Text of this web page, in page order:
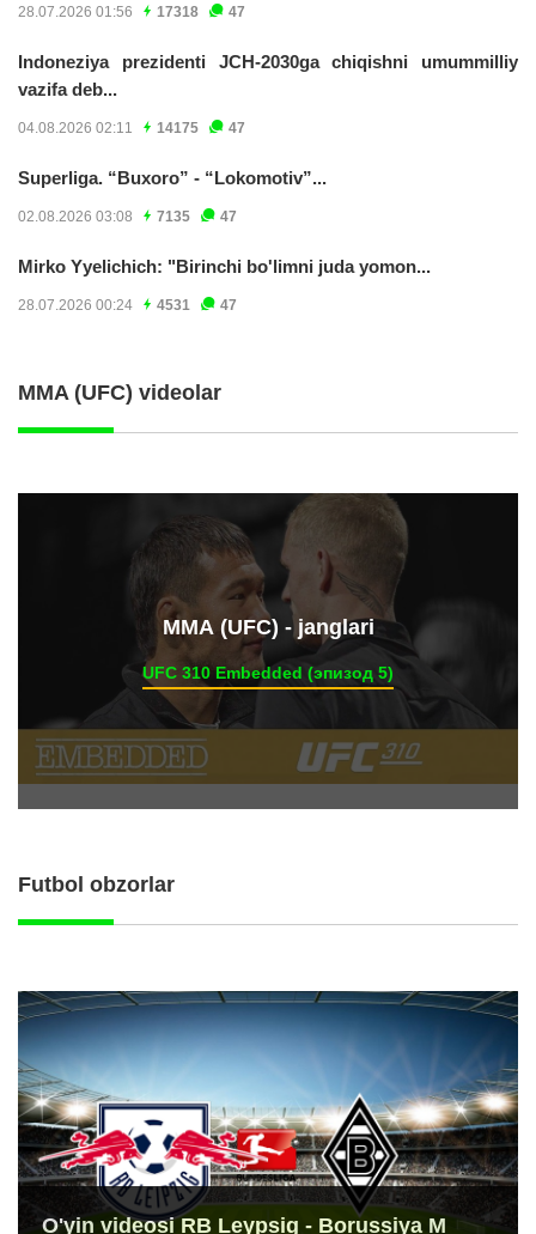
28.07.2026 01:56 17318 47
Indoneziya prezidenti JCH-2030ga chiqishni umummilliy
vazifa deb...
04.08.2026 02:11 14175 47
Superliga. “Buxoro” - “Lokomotiv”...
02.08.2026 03:08 7135 47
Mirko Yyelichich: "Birinchi bo'limni juda yomon...
28.07.2026 00:24 4531 47
MMA (UFC) videolar
ММА (UFC) - janglari
UFC 310 Embedded (эпизод 5)
Futbol obzorlar
O'yin videosi RB Leypsig - Borussiya M